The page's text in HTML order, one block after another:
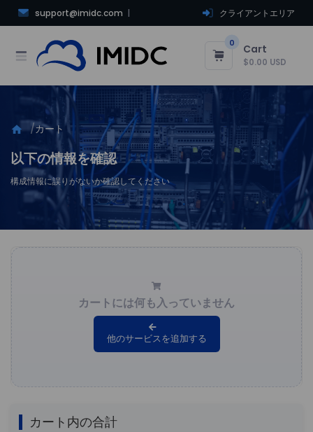
support@imidc.com クライアントエリア
0
Cart
$0.00 USD
home カート
以下の情報を確認
構成情報に誤りがないか確認してください
カートには何も入っていません
他のサービスを追加する
カート内の合計